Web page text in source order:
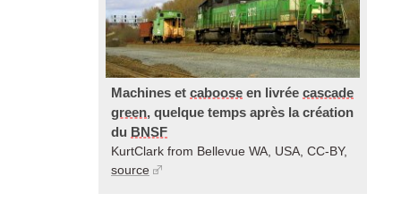
Machines et caboose en livrée cascade
green, quelque temps après la création
du BNSF
KurtClark from Bellevue WA, USA, CC-BY,
source